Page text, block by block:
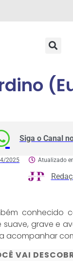
Siga o Canal
2025 Atualizado
conhecido
grave e
acompanhar
VAI